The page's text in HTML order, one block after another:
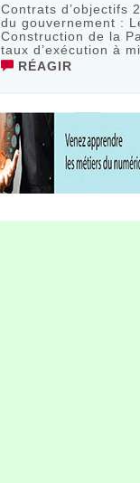
Contrats d’objectifs
du gouvernement :
Construction de la
taux d’exécution à
RÉAGIR